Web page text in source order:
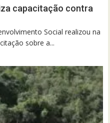
capacitação contra
Social realizou na
sobre a...